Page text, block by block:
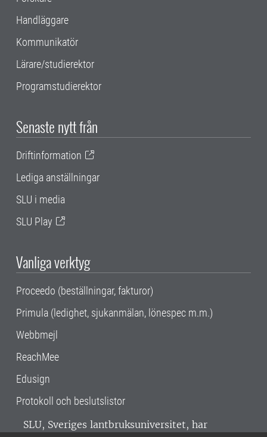
Handläggare
Kommunikatör
Lärare/studierektor
Programstudierektor
Senaste nytt från
Driftinformation
Lediga anställningar
SLU i media
SLU Play
Vanliga verktyg
Proceedo (beställningar, fakturor)
Primula (ledighet, sjukanmälan, lönespec m.m.)
Webbmejl
ReachMee
Edusign
Protokoll och beslutslistor
SLU, Sveriges lantbruksuniversitet, har